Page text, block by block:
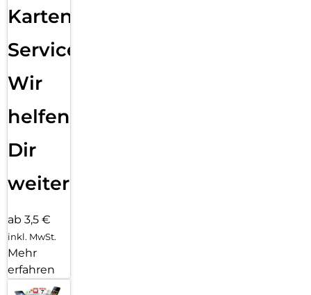
Karten
Service:
Wir
helfen
Dir
weiter
ab 3,5 €
inkl. MwSt.
Mehr
erfahren